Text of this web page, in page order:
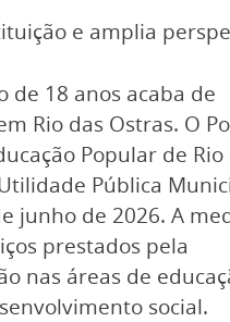
e amplia
de 18 anos acaba de
Rio das Ostras. O
Popular de Rio
Pública
junho de 2026. A
prestados pela
nas áreas de
social.